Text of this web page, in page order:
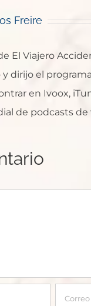
Freire
El Viajero
dirijo el
en Ivoox,
de podcasts de